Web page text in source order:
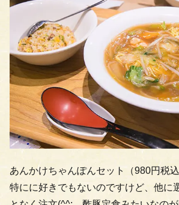
あんかけちゃんぽんセット（980円税
特にに好きでもないのですけど、他に